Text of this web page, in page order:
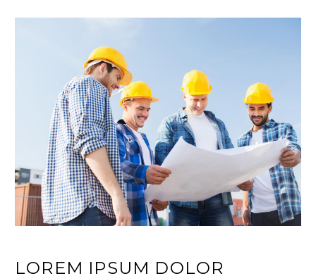
LOREM IPSUM DOLOR